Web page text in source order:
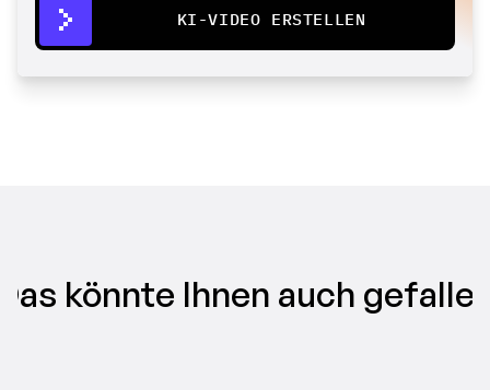
KI-VIDEO ERSTELLEN
könnte Ihnen auch